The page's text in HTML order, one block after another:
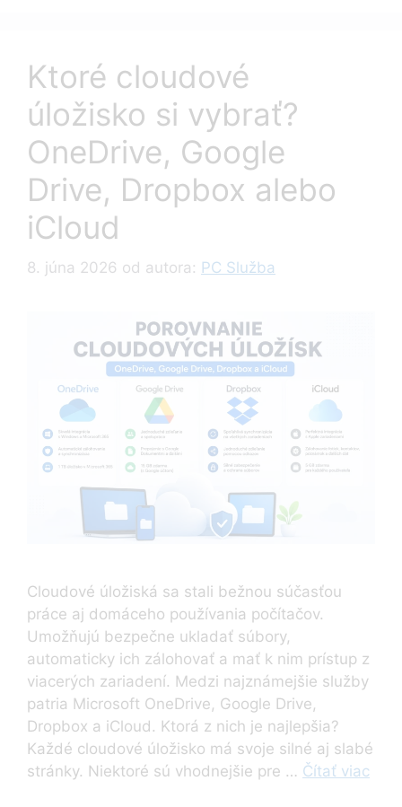
Ktoré cloudové
úložisko si vybrať?
OneDrive, Google
Drive, Dropbox alebo
iCloud
8. júna 2026 od autora: PC Služba
Cloudové úložiská sa stali bežnou súčasťou
práce aj domáceho používania počítačov.
Umožňujú bezpečne ukladať súbory,
automaticky ich zálohovať a mať k nim prístup z
viacerých zariadení. Medzi najznámejšie služby
patria Microsoft OneDrive, Google Drive,
Dropbox a iCloud. Ktorá z nich je najlepšia?
Každé cloudové úložisko má svoje silné aj slabé
stránky. Niektoré sú vhodnejšie pre … Čítať viac